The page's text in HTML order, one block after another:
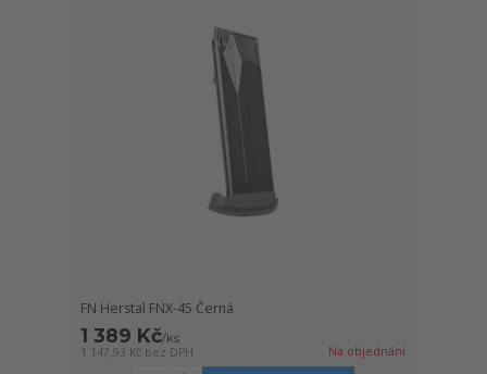
FN Herstal FNX-45 Černá
1 389 Kč/ks
1 147,93 Kč bez DPH Na objednání